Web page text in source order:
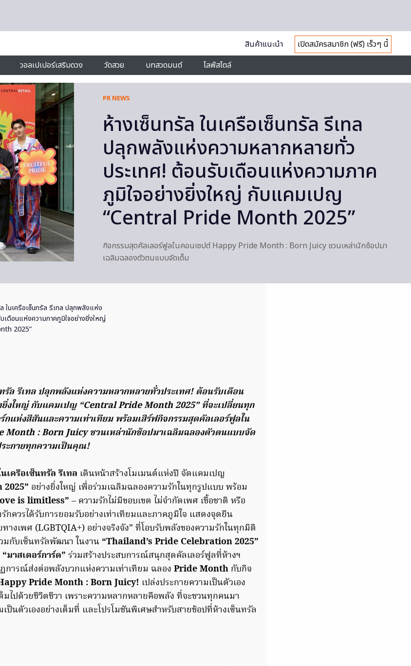
สินค้าแนะนำ
เปิดสมัครสมาชิก (ฟรี) เร็วๆ นี้
วอลเปเปอร์เสริมดวง วัดสวย บทสวดมนต์ ไลฟ์สไตล์
PR NEWS
ห้างเซ็นทรัล ในเครือเซ็นทรัล รีเทล
ปลุกพลังแห่งความหลากหลายทั่ว
ประเทศ! ต้อนรับเดือนแห่งความภาค
ภูมิใจอย่างยิ่งใหญ่ กับแคมเปญ
“Central Pride Month 2025”
กิจกรรมสุดคัลเลอร์ฟูลในคอนเซปต์ Happy Pride Month : Born Juicy ชวนเหล่านักช้อปมา
เฉลิมฉลองตัวตนแบบจัดเต็ม
ในเครือเซ็นทรัล รีเทล ปลุกพลังแห่ง
เดือนแห่งความภาคภูมิใจอย่างยิ่งใหญ่
2025”
รัล รีเทล ปลุกพลังแห่งความหลากหลายทั่วประเทศ! ต้อนรับเดือน
ยิ่งใหญ่ กับแคมเปญ “Central Pride Month 2025” ที่จะเปลี่ยนทุก
กแห่งสีสันและความเท่าเทียม พร้อมเสิร์ฟกิจกรรมสุดคัลเลอร์ฟูลใน
Month : Born Juicy ชวนเหล่านักช้อปมาเฉลิมฉลองตัวตนแบบจัด
ะกายทุกความเป็นคุณ!
เครือเซ็นทรัล รีเทล เดินหน้าสร้างโมเมนต์แห่งปี จัดแคมเปญ
อย่างยิ่งใหญ่ เพื่อร่วมเฉลิมฉลองความรักในทุกรูปแบบ พร้อม
is limitless” – ความรักไม่มีขอบเขต ไม่จำกัดเพศ เชื้อชาติ หรือ
กควรได้รับการยอมรับอย่างเท่าเทียมและภาคภูมิใจ แสดงจุดยืน
งเพศ (LGBTQIA+) อย่างจริงจัง” ที่โอบรับพลังของความรักในทุกมิติ
มกับเซ็นทรัลพัฒนา ในงาน “Thailand’s Pride Celebration 2025”
“มาสเตอร์การ์ด” ร่วมสร้างประสบการณ์สนุกสุดคัลเลอร์ฟูลที่ห้างฯ
การณ์ส่งต่อพลังบวกแห่งความเท่าเทียม ฉลอง Pride Month กับกิจ
Pride Month : Born Juicy! เปล่งประกายความเป็นตัวเอง
ไปด้วยชีวิตชีวา เพราะความหลากหลายคือพลัง ที่จะชวนทุกคนมา
นตัวเองอย่างเต็มที่ และโปรโมชันพิเศษสำหรับสายช้อปที่ห้างเซ็นทรัล